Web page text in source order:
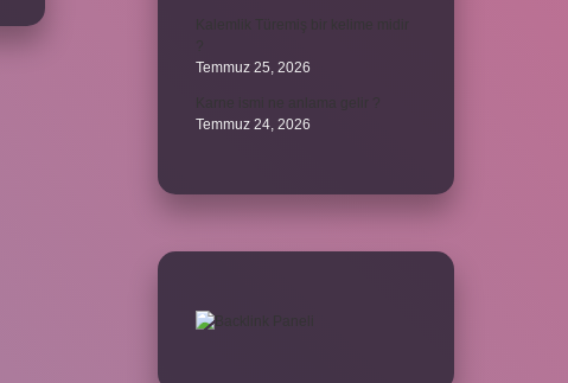
Temmuz 25, 2026
Temmuz 24, 2026